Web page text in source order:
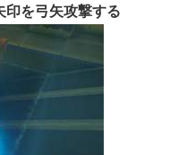
印を弓矢攻撃する